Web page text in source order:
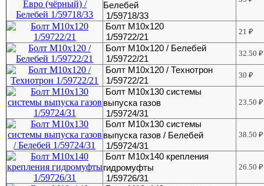
Белебей
1/59718/33
Болт М10х120
1/59722/21
21₽
Болт М10х120 / Белебей
1/59722/21
32.50₽
Болт М10х120 / Технотрон
1/59722/21
30₽
Болт М10х130 системы
выпуска газов
1/59724/31
23.50₽
Болт М10х130 системы
выпуска газов / Белебей
1/59724/31
38.50₽
Болт М10х140 крепления
гидромуфты
1/59726/31
26.50₽